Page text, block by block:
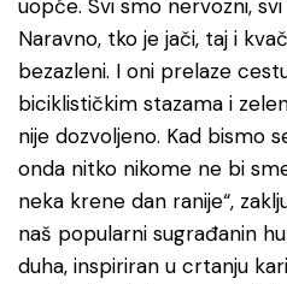
uopće. Svi smo nervozni,
Naravno, tko je jači, taj i
bezazleni. I oni prelaze
biciklističkim stazama i
nije dozvoljeno. Kad bismo
onda nitko nikome ne bi
neka krene dan ranije“,
naš popularni sugrađanin
duha, inspiriran u crtanju